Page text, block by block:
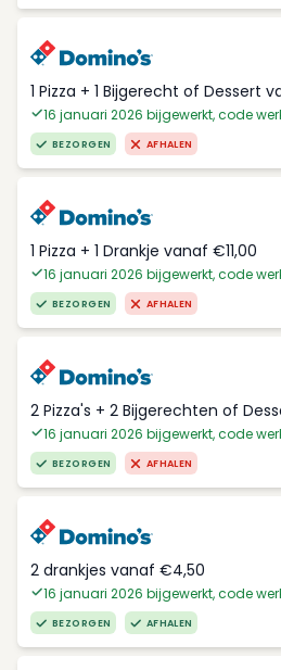
1 Pizza + 1 Bijgerecht of Dessert
16 januari 2026 bijgewerkt, code
BEZORGEN AFHALEN
1 Pizza + 1 Drankje vanaf €11,00
16 januari 2026 bijgewerkt, code
BEZORGEN AFHALEN
2 Pizza's + 2 Bijgerechten of
16 januari 2026 bijgewerkt, code
BEZORGEN AFHALEN
2 drankjes vanaf €4,50
16 januari 2026 bijgewerkt, code
BEZORGEN AFHALEN